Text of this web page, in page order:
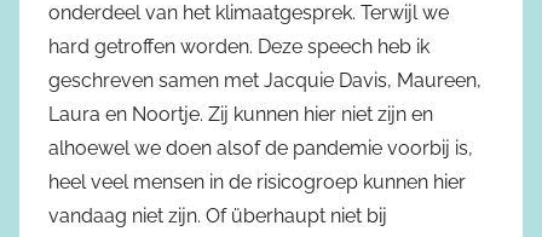
onderdeel van het klimaatgesprek. Terwijl we
hard getroffen worden. Deze speech heb ik
geschreven samen met Jacquie Davis, Maureen,
Laura en Noortje. Zij kunnen hier niet zijn en
alhoewel we doen alsof de pandemie voorbij is,
heel veel mensen in de risicogroep kunnen hier
vandaag niet zijn. Of überhaupt niet bij